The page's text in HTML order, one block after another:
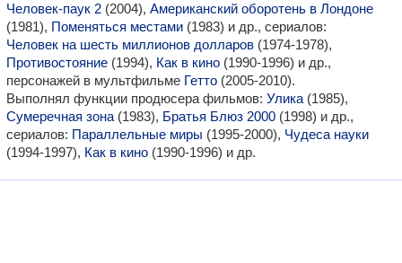
Человек-паук 2 (2004), Американский оборотень в Лондоне
(1981), Поменяться местами (1983) и др., сериалов:
Человек на шесть миллионов долларов (1974-1978),
Противостояние (1994), Как в кино (1990-1996) и др.,
персонажей в мультфильме Гетто (2005-2010).
Выполнял функции продюсера фильмов: Улика (1985),
Сумеречная зона (1983), Братья Блюз 2000 (1998) и др.,
сериалов: Параллельные миры (1995-2000), Чудеса науки
(1994-1997), Как в кино (1990-1996) и др.